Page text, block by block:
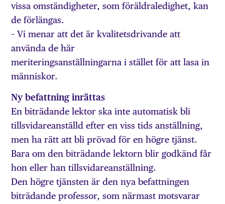
vissa omständigheter, som föräldraledighet, kan
de förlängas.
– Vi menar att det är kvalitetsdrivande att
använda de här
meriteringsanställningarna i stället för att lasa in
människor.
Ny befattning inrättas
En biträdande lektor ska inte automatisk bli
tillsvidareanställd efter en viss tids anställning,
men ha rätt att bli prövad för en högre tjänst.
Bara om den biträdande lektorn blir godkänd får
hon eller han tillsvidareanställning.
Den högre tjänsten är den nya befattningen
biträdande professor, som närmast motsvarar